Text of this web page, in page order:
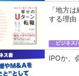
「地方
する理由
ビジネス/
IPOか、